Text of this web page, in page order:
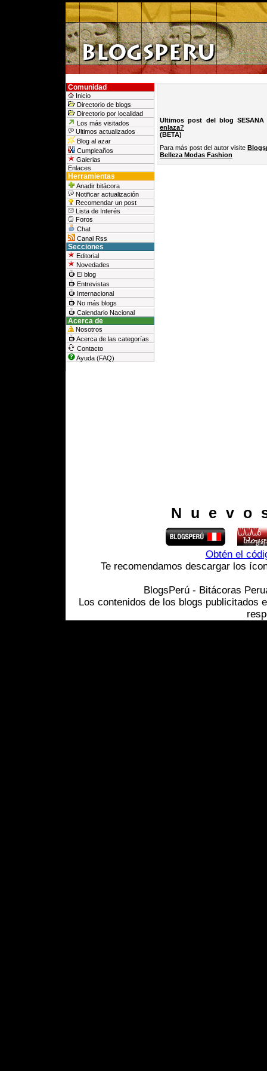
Comunidad
Inicio
Directorio de blogs
Directorio por localidad
Los más visitados
Ultimos actualizados
Blog al azar
Cumpleaños
Galerias
Enlaces
Herramientas
Anadir bitácora
Notificar actualización
Recomendar un post
Lista de Interés
Foros
Chat
Canal Rss
Secciones
Editorial
Novedades
El blog
Entrevistas
Internacional
No más blogs
Calendario Nacional
Acerca de
Nosotros
Acerca de las categorías
Contacto
Ayuda (FAQ)
Ultimos post del blog SESANA
enlaza?
(BETA)
Para más post del autor visite
Belleza Modas Fashion
Obtén el
Te recomendamos descargar los
BlogsPerú - Bitácoras
Los contenidos de los blogs publicitados